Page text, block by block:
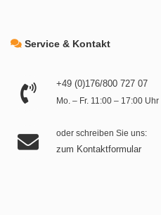
Service & Kontakt
+49 (0)176/800 727 07
Mo. – Fr. 11:00 – 17:00 Uhr
oder schreiben Sie uns:
zum Kontaktformular